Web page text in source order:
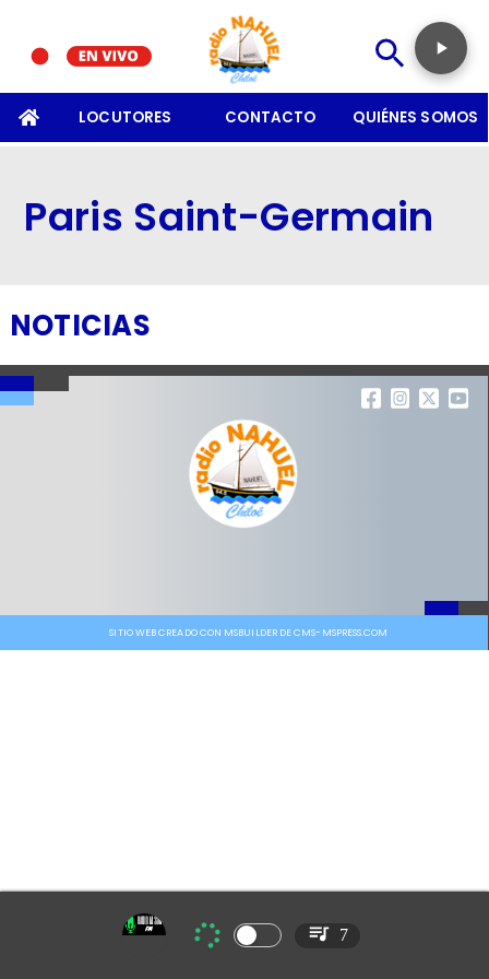
LOCUTORES CONTACTO QUIÉNES SOMOS
Paris Saint-Germain
NOTICIAS
SITIO WEB CREADO CON MSBUILDER DE CMS-MSPRESS.COM
7